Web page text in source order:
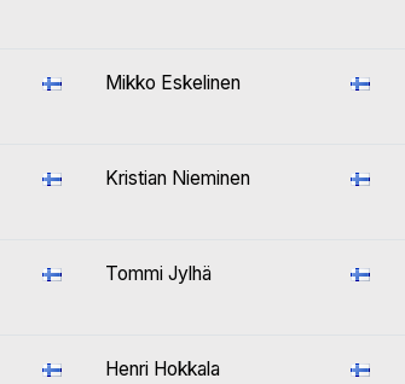
Mikko Eskelinen
Kristian Nieminen
Tommi Jylhä
Henri Hokkala